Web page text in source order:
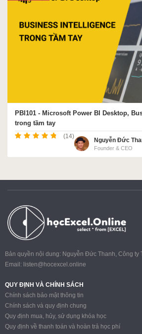
PBI101 - Microsoft Power BI Desktop,
trong tầm tay
(14)
Nguyễn Đức
Founder & CEO
Bản quyền nội dung: Nguyễn Đức Thanh, Công ty
Email: listen@hocexcel.online
QUY ĐỊNH VÀ CHÍNH SÁCH
Chính sách bảo mật thông tin
Chính sách và quy định chung
Quy định mua, hủy, sử dụng khóa học
Quy định về thanh toán và hoàn trả học phí